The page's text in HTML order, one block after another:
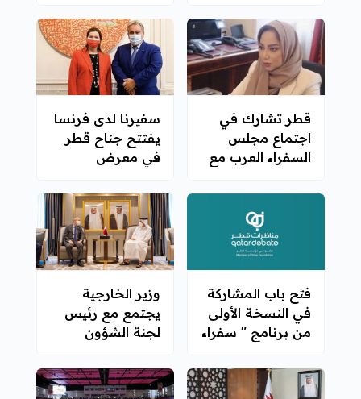
قطر تشارك في
اجتماع مجلس
السفراء العرب مع
الخارجية
الإندونيسية
سفيرنا لدى فرنسا
يفتتح جناح قطر
في معرض
فتح باب المشاركة
في النسخة الأولى
من برنامج " سفراء
وزير الخارجية
يجتمع مع رئيس
لجنة الشؤون
الوطنية التركية
الكبرى